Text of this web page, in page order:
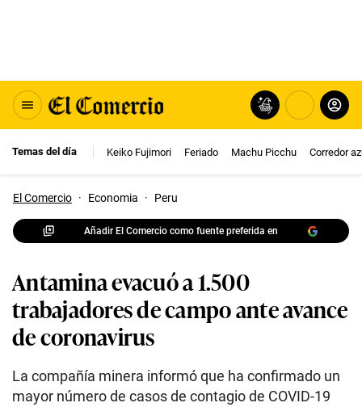
Temas del día Keiko Fujimori Feriado Machu Picchu Corredor
El Comercio · Economia · Peru
Añadir El Comercio como fuente preferida en
Antamina evacuó a 1.500
trabajadores de campo ante avance
de coronavirus
La compañía minera informó que ha confirmado un
mayor número de casos de contagio de COVID-19